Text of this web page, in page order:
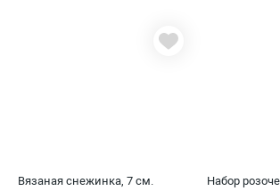
Вязаная снежинка, 7 см.
Набор